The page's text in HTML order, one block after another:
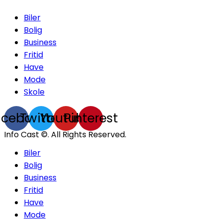
Biler
Bolig
Business
Fritid
Have
Mode
Skole
TwitterYoutube
Pinterest
Info Cast ©. All Rights Reserved.
Biler
Bolig
Business
Fritid
Have
Mode